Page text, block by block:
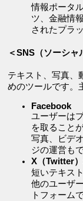
情報ポータ
ツ、金融情
されたプラ
＜SNS（ソーシャ
テキスト、写真、
めのツールです。
Facebook
ユーザーは
を取ること
写真、ビデ
ジの運営も
X（Twitter
短いテキス
他のユーザ
トフォーム